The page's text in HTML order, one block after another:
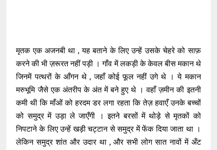
मृतक एक अजनबी था , यह बताने के लिए उन्हें उसके चेहरे को साफ़
करने की भी ज़रूरत नहीं पड़ी । गाँव में लकड़ी के केवल बीस मकान थे
जिनमें पत्थरों के आँगन थे , जहाँ कोई फूल नहीं उगे थे । ये मकान
मरुभूमि जैसे एक अंतरीप के अंत में बने हुए थे । वहाँ ज़मीन की इतनी
कमी थी कि माँओं को हरदम डर लगा रहता कि तेज़ हवाएँ उनके बच्चों
को समुद्र में उड़ा ले जाएँगी । इतने बरसों में थोड़े से मृतकों को
निपटाने के लिए उन्हें खड़ी चट्टान से समुद्र में फेंक दिया जाता था ।
लेकिन समुद्र शांत और उदार था , और सभी लोग सात नावों में अँट